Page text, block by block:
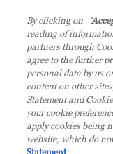
© 2026 TD SYNNEX
Milano (MI) - Numero
Codice Fiscale:
TD SYNNEX e TD
By clicking on
reading of
partners through
agree to the further
personal data by us
content on other
Statement and
your cookie
apply cookies being
website, which do